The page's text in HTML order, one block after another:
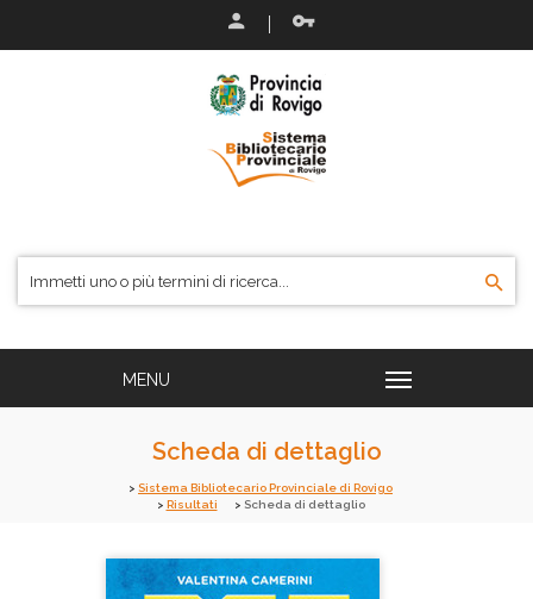
Scheda di dettaglio
Sistema Bibliotecario Provinciale di Rovigo
Risultati
Scheda di dettaglio